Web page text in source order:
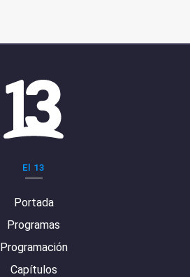
El 13
Portada
Programas
Programación
Capítulos